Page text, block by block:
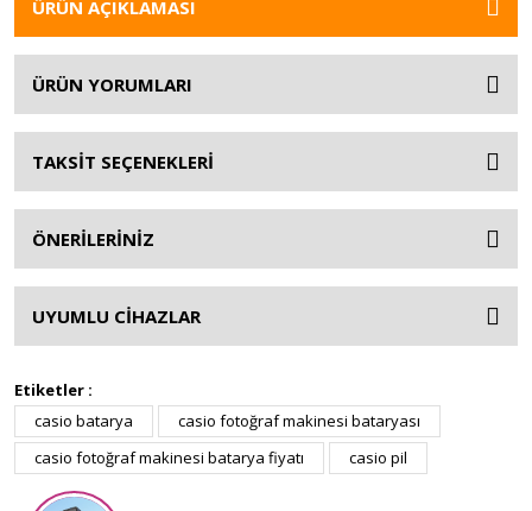
ÜRÜN AÇIKLAMASI
ÜRÜN YORUMLARI
TAKSİT SEÇENEKLERİ
ÖNERİLERİNİZ
UYUMLU CİHAZLAR
Etiketler :
casio batarya
casio fotoğraf makinesi bataryası
casio fotoğraf makinesi batarya fiyatı
casio pil